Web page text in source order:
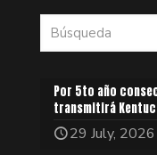
Por 5to año
transmitirá
29 July, 2026